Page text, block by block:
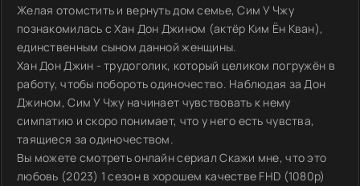
Желая отомстить и вернуть дом семье, Сим У Чжу
познакомилась с Хан Дон Джином (актёр Ким Ён Кван),
единственным сыном данной женщины.
Хан Дон Джин - трудоголик, который целиком погружён в
работу, чтобы побороть одиночество. Наблюдая за Дон
Джином, Сим У Чжу начинает чувствовать к нему
симпатию и скоро понимает, что у него есть чувства,
таящиеся за одиночеством.
Вы можете смотреть онлайн сериал Скажи мне, что это
любовь (2023) 1 сезон в хорошем качестве FHD (1080p)